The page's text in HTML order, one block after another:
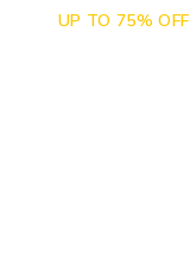
UP TO 75% OFF